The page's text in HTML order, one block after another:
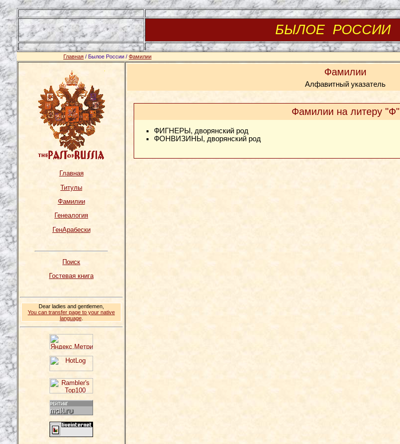
БЫЛОЕ РОССИИ
Главная / Былое России / Фамилии
Главная
Титулы
Фамилии
Генеалогия
ГенАрабески
Поиск
Гостевая книга
Dear ladies and gentlemen,
You can transfer page to your native
language.
Фамилии
Алфавитный указатель
Фамилии на литеру "Ф"
ФИГНЕРЫ , дворянский род
ФОНВИЗИНЫ , дворянский род